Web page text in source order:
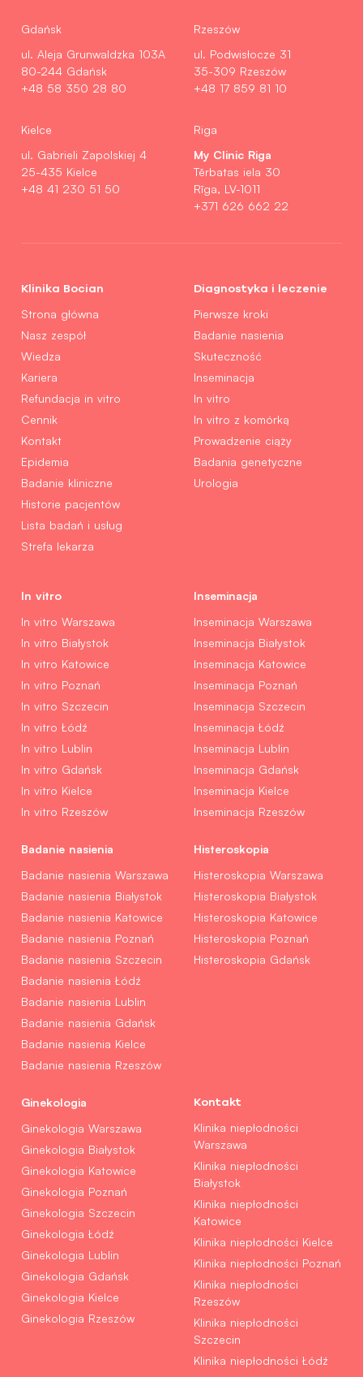
Gdańsk
ul. Aleja Grunwaldzka 103A
80-244 Gdańsk
+48 58 350 28 80
Rzeszów
ul. Podwisłocze 31
35-309 Rzeszów
+48 17 859 81 10
Kielce
ul. Gabrieli Zapolskiej 4
25-435 Kielce
+48 41 230 51 50
Riga
My Clinic Riga
Tērbatas iela 30
Rīga, LV-1011
+371 626 662 22
Klinika Bocian
Strona główna
Nasz zespół
Wiedza
Kariera
Refundacja in vitro
Cennik
Kontakt
Epidemia
Badanie kliniczne
Historie pacjentów
Lista badań i usług
Strefa lekarza
Diagnostyka i leczenie
Pierwsze kroki
Badanie nasienia
Skuteczność
Inseminacja
In vitro
In vitro z komórką
Prowadzenie ciąży
Badania genetyczne
Urologia
In vitro
In vitro Warszawa
In vitro Białystok
In vitro Katowice
In vitro Poznań
In vitro Szczecin
In vitro Łódź
In vitro Lublin
In vitro Gdańsk
In vitro Kielce
In vitro Rzeszów
Inseminacja
Inseminacja Warszawa
Inseminacja Białystok
Inseminacja Katowice
Inseminacja Poznań
Inseminacja Szczecin
Inseminacja Łódź
Inseminacja Lublin
Inseminacja Gdańsk
Inseminacja Kielce
Inseminacja Rzeszów
Badanie nasienia
Badanie nasienia Warszawa
Badanie nasienia Białystok
Badanie nasienia Katowice
Badanie nasienia Poznań
Badanie nasienia Szczecin
Badanie nasienia Łódź
Badanie nasienia Lublin
Badanie nasienia Gdańsk
Badanie nasienia Kielce
Badanie nasienia Rzeszów
Histeroskopia
Histeroskopia Warszawa
Histeroskopia Białystok
Histeroskopia Katowice
Histeroskopia Poznań
Histeroskopia Gdańsk
Ginekologia
Ginekologia Warszawa
Ginekologia Białystok
Ginekologia Katowice
Ginekologia Poznań
Ginekologia Szczecin
Ginekologia Łódź
Ginekologia Lublin
Ginekologia Gdańsk
Ginekologia Kielce
Ginekologia Rzeszów
Kontakt
Klinika niepłodności
Warszawa
Klinika niepłodności
Białystok
Klinika niepłodności
Katowice
Klinika niepłodności Kielce
Klinika niepłodności Poznań
Klinika niepłodności
Rzeszów
Klinika niepłodności
Szczecin
Klinika niepłodności Łódź